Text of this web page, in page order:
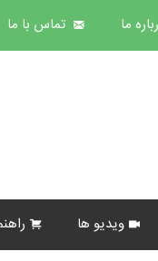
ما تماس با ما
ویدیو ها